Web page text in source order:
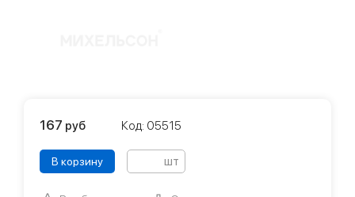
167 руб Код: 05515
В корзину шт